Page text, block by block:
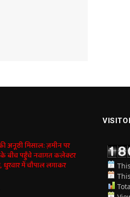
अनूठी मिसाल: ज़मीन पर
के बीच पहुँचे नवागत कलेक्टर
धुरवार में चौपाल लगाकर